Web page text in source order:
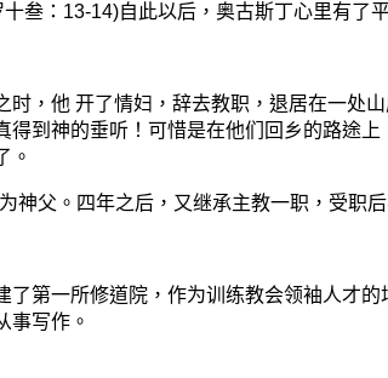
十叁： 13-14)自此以后，奥古斯丁心里有了
他 开了情妇，辞去教职，退居在一处山
得到神的垂听！可惜是在他们回乡的路途
。
神父。四年之后，又继承主教一职，受职
一所修道院，作为训练教会领袖人才的
事写作。